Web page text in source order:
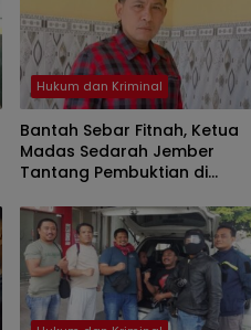
Hukum dan Kriminal
Bantah Sebar Fitnah, Ketua
Madas Sedarah Jember
Tantang Pembuktian di